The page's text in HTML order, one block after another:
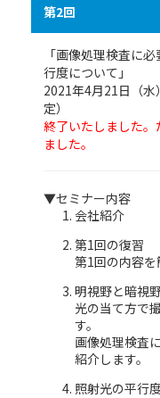
第2回
「画像処理検査に
行度について」
2021年4月21日（
定）
終了いたしました
ました。
▼セミナー内容
会社紹介
第1回の復習
第1回の内容を
明視野と暗視
光の当て方で
す。
画像処理検査
紹介します。
照射光の平行